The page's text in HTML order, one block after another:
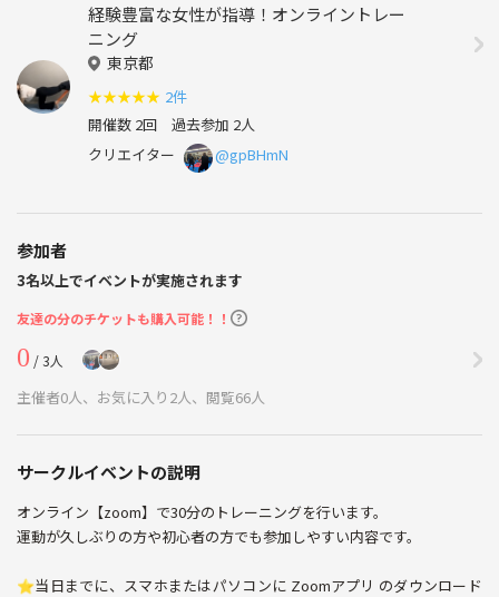
経験豊富な女性が指導！オンライントレー
ニング
東京都
★★★★★ 2件
開催数 2回 過去参加 2人
クリエイター
@gpBHmN
参加者
3名以上でイベントが実施されます
友達の分のチケットも購入可能！！
0 / 3人
主催者0人、お気に入り2人、閲覧66人
サークルイベントの説明
オンライン【zoom】で30分のトレーニングを行います。
運動が久しぶりの方や初心者の方でも参加しやすい内容です。
⭐︎当日までに、スマホまたはパソコンに Zoomアプリ のダウンロード